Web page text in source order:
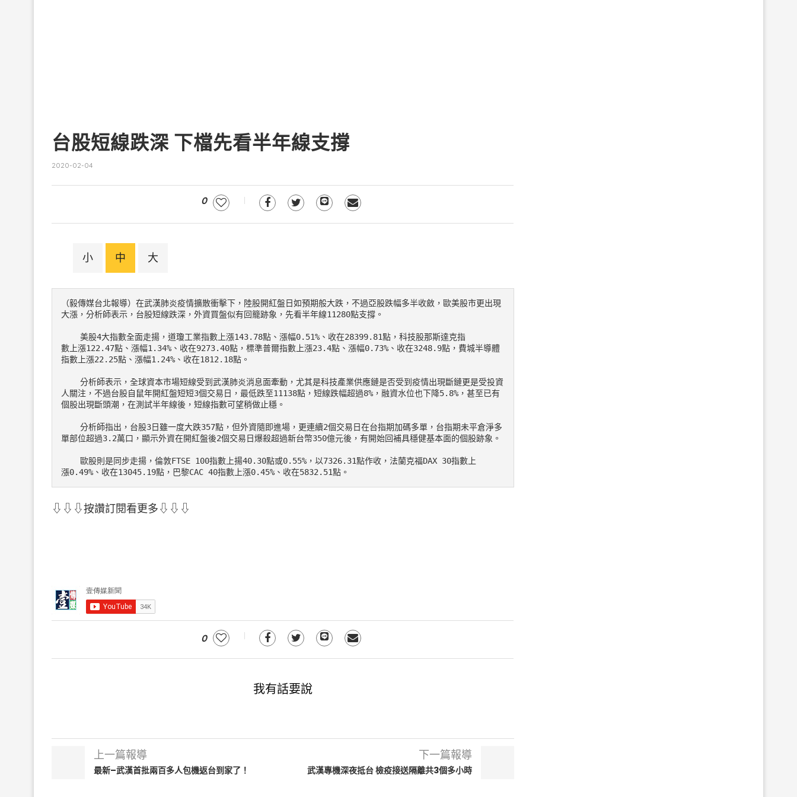
台股短線跌深 下檔先看半年線支撐
2020-02-04
0
小 中 大
（毅傳媒台北報導）在武漢肺炎疫情擴散衝擊下，陸股開紅盤日如預期般大跌，不過亞股跌幅多半收斂，歐美股市更出現
大漲，分析師表示，台股短線跌深，外資買盤似有回籠跡象，先看半年線11280點支撐。
數上漲122.47點、漲幅1.34%、收在9273.40點，標準普爾指數上漲23.4點、漲幅0.73%、收在3248.9點，費城半導體
指數上漲22.25點、漲幅1.24%、收在1812.18點。
人關注，不過台股自鼠年開紅盤短短3個交易日，最低跌至11138點，短線跌幅超過8%，融資水位也下降5.8%，甚至已有
個股出現斷頭潮，在測試半年線後，短線指數可望稍做止穩。
單部位超過3.2萬口，顯示外資在開紅盤後2個交易日爆殺超過新台幣350億元後，有開始回補具穩健基本面的個股跡象。
漲0.49%、收在13045.19點，巴黎CAC 40指數上漲0.45%、收在5832.51點。
⇩⇩⇩按讚訂閱看更多⇩⇩⇩
0
我有話要說
上一篇報導
最新–武漢首批兩百多人包機返台到家了！
下一篇報導
武漢專機深夜抵台 檢疫接送隔離共3個多小時